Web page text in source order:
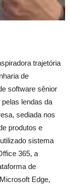
trajetória
de
software sênior
lendas da
sediada nos
produtos e
sistema
365, a
de
Edge,